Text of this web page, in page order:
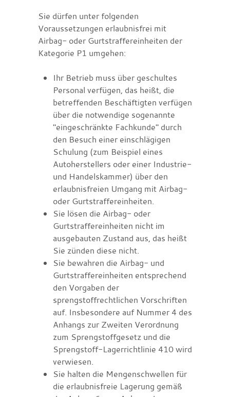
Sie dürfen unter folgenden
Voraussetzungen erlaubnisfrei mit
Airbag- oder Gurtstraffereinheiten der
Kategorie P1 umgehen:
Ihr Betrieb muss über geschultes
Personal verfügen, das heißt, die
betreffenden Beschäftigten verfügen
über die notwendige sogenannte
"eingeschränkte Fachkunde" durch
den Besuch einer einschlägigen
Schulung (zum Beispiel eines
Autoherstellers oder einer Industrie-
und Handelskammer) über den
erlaubnisfreien Umgang mit Airbag-
oder Gurtstraffereinheiten.
Sie lösen die Airbag- oder
Gurtstraffereinheiten nicht im
ausgebauten Zustand aus, das heißt
Sie zünden diese nicht.
Sie bewahren die Airbag- und
Gurtstraffereinheiten entsprechend
den Vorgaben der
sprengstoffrechtlichen Vorschriften
auf. Insbesondere auf Nummer 4 des
Anhangs zur Zweiten Verordnung
zum Sprengstoffgesetz und die
Sprengstoff-Lagerrichtlinie 410 wird
verwiesen.
Sie halten die Mengenschwellen für
die erlaubnisfreie Lagerung gemäß